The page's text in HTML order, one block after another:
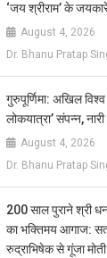
‘जय श्रीराम’ के
August 4, 2026
Dr. Bhanu Pratap
गुरुपूर्णिमा: अखिल विश्व
लोकयात्रा’ संपन्न,
August 4, 2026
Dr. Bhanu Pratap
200 साल पुराने श्री
का भक्तिमय आगाज:
रुद्राभिषेक से गूंजा